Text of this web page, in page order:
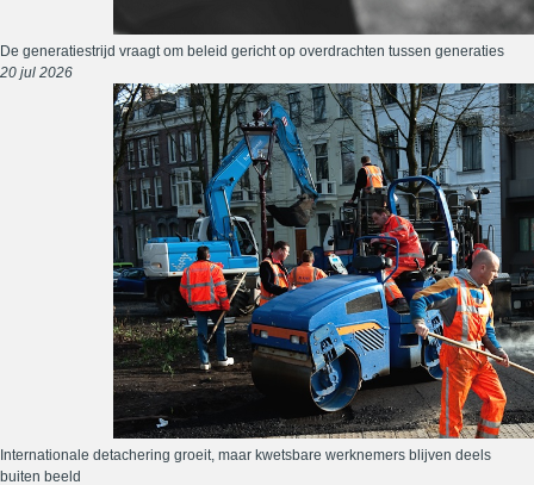
De generatiestrijd vraagt om beleid gericht op overdrachten tussen generaties
20 jul 2026
Internationale detachering groeit, maar kwetsbare werknemers blijven deels
buiten beeld